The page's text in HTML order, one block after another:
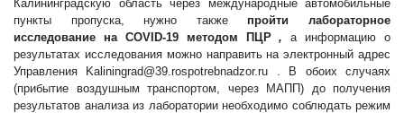
Калининградскую область через международные автомобильные
пункты пропуска, нужно также пройти лабораторное
исследование на COVID-19 методом ПЦР ,а информацию о
результатах исследования можно направить на электронный адрес
Управления Kaliningrad@39.rospotrebnadzor.ru . В обоих случаях
(прибытие воздушным транспортом, через МАПП) до получения
результатов анализа из лаборатории необходимо соблюдать режим